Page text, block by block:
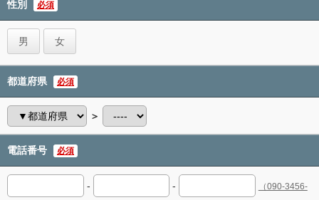
性別 必須
男 女
都道府県 必須
＞
電話番号 必須
- -
（090-3456-